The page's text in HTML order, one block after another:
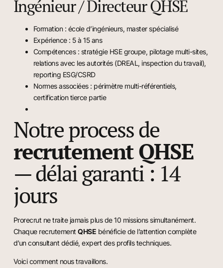
Ingénieur / Directeur QHSE
Formation : école d’ingénieurs, master spécialisé
Expérience : 5 à 15 ans
Compétences : stratégie HSE groupe, pilotage multi-sites,
relations avec les autorités (DREAL, inspection du travail),
reporting ESG/CSRD
Normes associées : périmètre multi-référentiels,
certification tierce partie
Notre process de
recrutement QHSE
— délai garanti : 14
jours
Prorecrut ne traite jamais plus de 10 missions simultanément.
Chaque recrutementQHSE bénéficie de l’attention complète
d’un consultant dédié, expert des profils techniques.
Voici comment nous travaillons.